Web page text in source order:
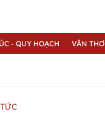
- QUY HOẠCH VĂN THƠ